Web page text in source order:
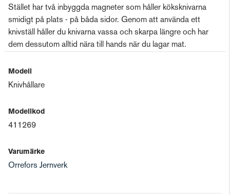
Stället har två inbyggda magneter som håller köksknivarna
smidigt på plats - på båda sidor. Genom att använda ett
knivställ håller du knivarna vassa och skarpa längre och har
dem dessutom alltid nära till hands när du lagar mat.
Modell
Knivhållare
Modellkod
411269
Varumärke
Orrefors Jernverk